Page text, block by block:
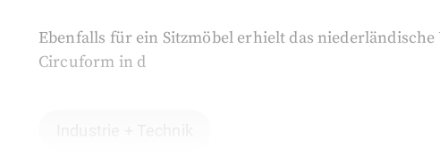
Ebenfalls für ein Sitzmöbel erhielt das
Circuform in d